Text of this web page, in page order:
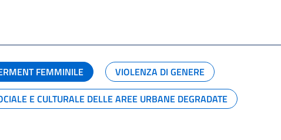
FEMMINILE
VIOLENZA DI GENERE
E CULTURALE DELLE AREE URBANE DEGRADATE